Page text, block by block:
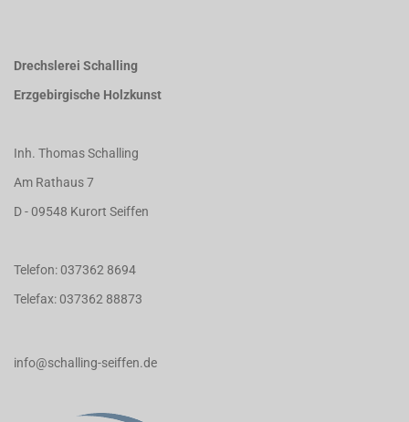
Drechslerei Schalling
Erzgebirgische Holzkunst
Inh. Thomas Schalling
Am Rathaus 7
D - 09548 Kurort Seiffen
Telefon: 037362 8694
Telefax: 037362 88873
info@schalling-seiffen.de